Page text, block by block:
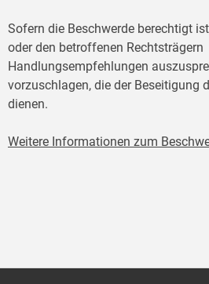
Sofern die Beschwerde berechtigt
oder den betroffenen Rechtsträgern
Handlungsempfehlungen
vorzuschlagen, die der Beseitigung
dienen.
Weitere Informationen zum